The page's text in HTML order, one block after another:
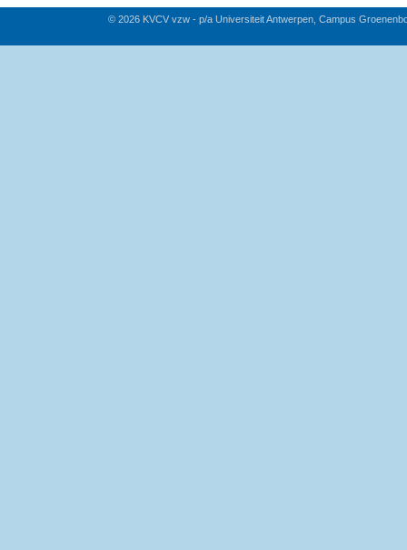
© 2026 KVCV vzw - p/a Universiteit Antwerpen, Campus